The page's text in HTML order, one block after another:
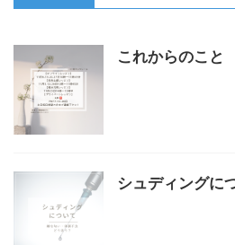
これからのこと
シュディングに